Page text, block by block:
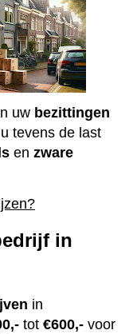
uw bezittingen
tevens de last
en zware
in
in
tot €600,- voor